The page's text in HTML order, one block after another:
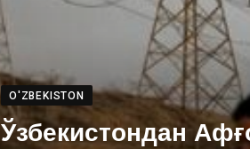
O'ZBEKISTON
Ўзбекистондан